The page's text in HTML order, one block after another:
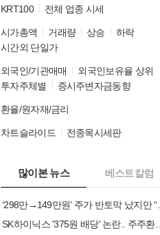
KRT100
전체 업종 시세
시가총액 거래량 상승
하락
시간외 단일가
외국인/기관매매
외국인보유율 상위
투자주체별
증시주변자금동향
환율/원자재/금리
차트슬라이드 전종목시세판
많이본 뉴스 베스트칼럼
SK하이닉스 '375원 배당' 논란.. 주주환원 기대 꺾였나